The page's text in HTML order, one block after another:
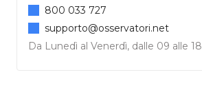
Da Lunedì al Venerdì, dalle 09 alle 18
800 033 727
supporto@osservatori.net